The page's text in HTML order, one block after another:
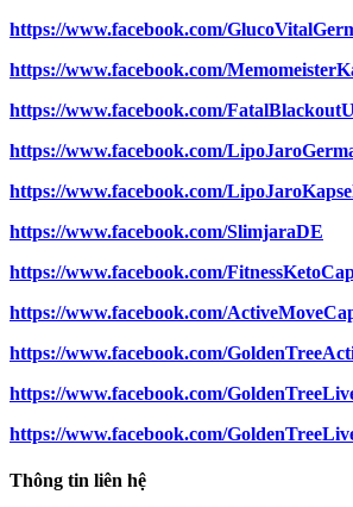
https://www.facebook.com/
https://www.facebook.com/
https://www.facebook.com/
https://www.facebook.com/
https://www.facebook.com/
https://www.facebook.com/SlimjaraDE
https://www.facebook.com/
https://www.facebook.com/
https://www.facebook.com/
https://www.facebook.com/
https://www.facebook.com/
Thông tin liên hệ